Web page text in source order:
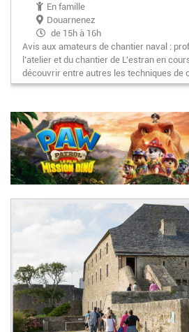
En famille
Douarnenez
de 15h à 16h
Avis aux amateurs de chantier naval :
l’atelier et du chantier de L'estran en
découvrir entre autres les techniques de